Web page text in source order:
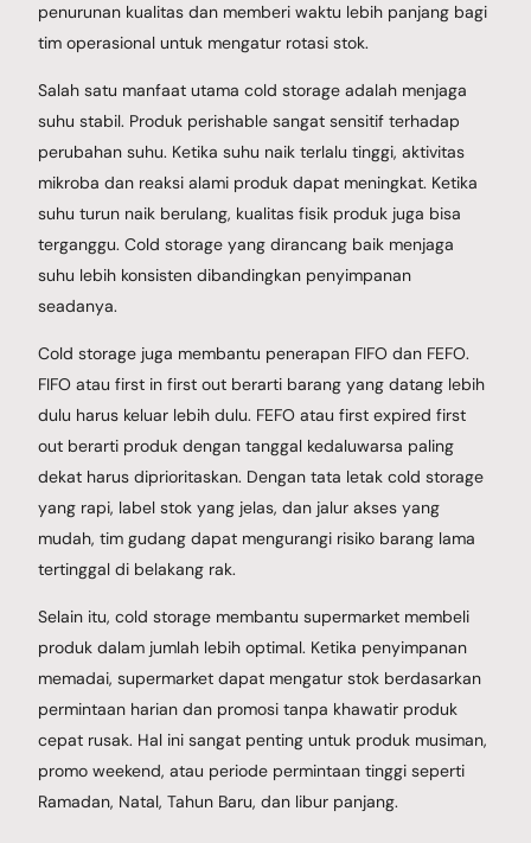
penurunan kualitas dan memberi waktu lebih panjang bagi
tim operasional untuk mengatur rotasi stok.
Salah satu manfaat utama cold storage adalah menjaga
suhu stabil. Produk perishable sangat sensitif terhadap
perubahan suhu. Ketika suhu naik terlalu tinggi, aktivitas
mikroba dan reaksi alami produk dapat meningkat. Ketika
suhu turun naik berulang, kualitas fisik produk juga bisa
terganggu. Cold storage yang dirancang baik menjaga
suhu lebih konsisten dibandingkan penyimpanan
seadanya.
Cold storage juga membantu penerapan FIFO dan FEFO.
FIFO atau first in first out berarti barang yang datang lebih
dulu harus keluar lebih dulu. FEFO atau first expired first
out berarti produk dengan tanggal kedaluwarsa paling
dekat harus diprioritaskan. Dengan tata letak cold storage
yang rapi, label stok yang jelas, dan jalur akses yang
mudah, tim gudang dapat mengurangi risiko barang lama
tertinggal di belakang rak.
Selain itu, cold storage membantu supermarket membeli
produk dalam jumlah lebih optimal. Ketika penyimpanan
memadai, supermarket dapat mengatur stok berdasarkan
permintaan harian dan promosi tanpa khawatir produk
cepat rusak. Hal ini sangat penting untuk produk musiman,
promo weekend, atau periode permintaan tinggi seperti
Ramadan, Natal, Tahun Baru, dan libur panjang.